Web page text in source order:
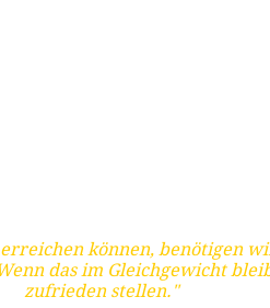
können, benötigen
das im Gleichgewicht
zufrieden stellen."